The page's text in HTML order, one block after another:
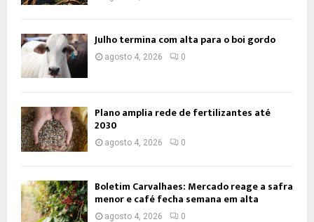
Julho termina com alta para o boi gordo
agosto 4, 2026 0
Plano amplia rede de fertilizantes até
2030
agosto 4, 2026 0
Boletim Carvalhaes: Mercado reage a safra
menor e café fecha semana em alta
agosto 4, 2026 0